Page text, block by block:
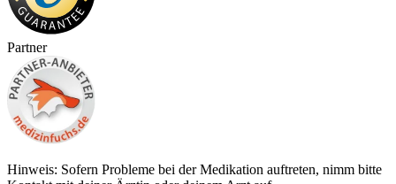
Partner
Hinweis: Sofern Probleme bei der Medikation auftreten, nimm bitte